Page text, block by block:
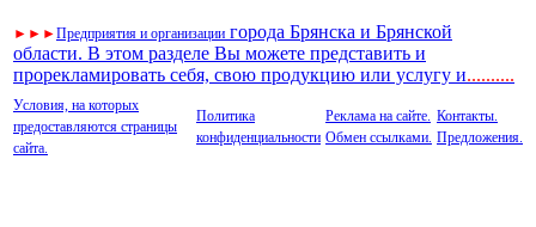
► ► ►Предприятия и организации города Брянска и Брянской
области. В этом разделе Вы можете представить и
прорекламировать себя, свою продукцию или услугу и..........
Условия, на которых
предоставляются страницы
сайта.
Политика
конфиденциальности
Реклама на сайте.
Обмен ссылками.
Контакты.
Предложения.